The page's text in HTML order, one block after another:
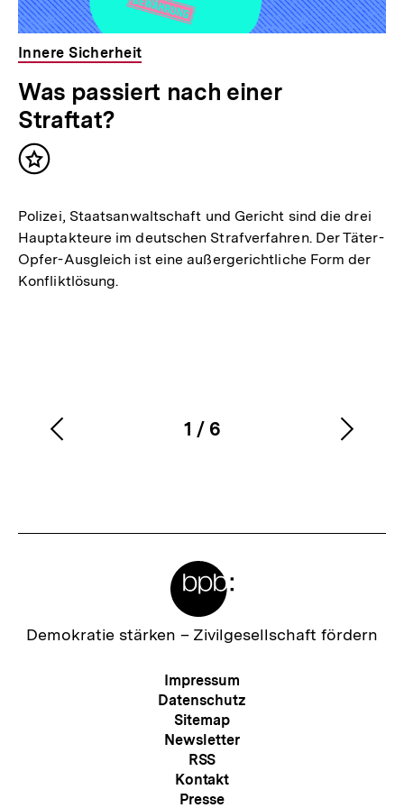
Innere Sicherheit
Was passiert nach einer
Straftat?
Inhalt
Polizei, Staatsanwaltschaft und Gericht sind die drei
Hauptakteure im deutschen Strafverfahren. Der Täter-
Opfer-Ausgleich ist eine außergerichtliche Form der
Konfliktlösung.
Karussellinhalt
1
von
/ 6
Vorherigen
Zur
Demokratie stärken – Zivilgesellschaft fördern
Meta-
Navigation
Impressum
Datenschutz
Sitemap
Newsletter
RSS
Kontakt
Presse